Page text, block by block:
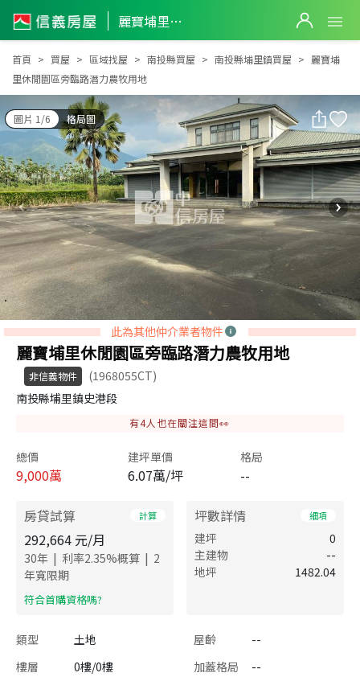
麗寶埔里休閒園區旁臨路潛力農牧用地
麗寶埔里休閒園區旁臨路潛力農牧用地
首頁 買屋 區域找屋 南投縣買屋 南投縣埔里鎮買屋
麗寶埔
里休閒園區旁臨路潛力農牧用地
圖片 1/6 格局圖
此為其他仲介業者物件
麗寶埔里休閒園區旁臨路潛力農牧用地
非信義物件
(1968055CT)
南投縣埔里鎮史港段
有4人也在關注這間👀
總價
9,000萬
建坪單價
6.07萬/坪
格局
--
房貸試算 計算
292,664 元/月
30年 | 利率2.35%概算 | 2
年寬限期
​符合首購資格嗎?
坪數詳情 細項
建坪
0
主建物
--
地坪
1482.04
類型 土地 屋齡
--
樓層
0樓/0樓 加蓋格局
--